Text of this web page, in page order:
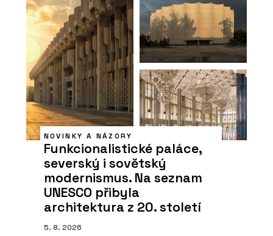
NOVINKY A NÁZORY
Funkcionalistické paláce,
severský i sovětský
modernismus. Na seznam
UNESCO přibyla
architektura z 20. století
5. 8. 2026